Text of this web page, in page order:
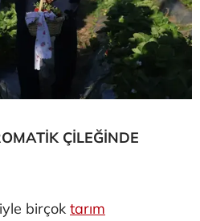
ÇİLEĞİNDE
birçok tarım